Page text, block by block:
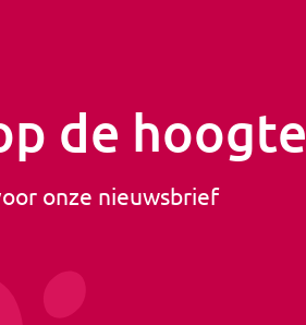
de hoogte
onze nieuwsbrief